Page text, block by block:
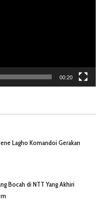
00:20
Lagho Komandoi Gerakan
Bocah di NTT Yang Akhiri